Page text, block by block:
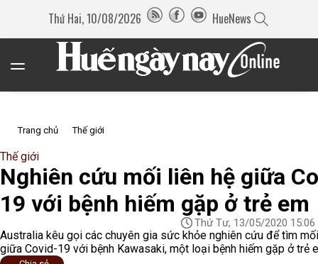
Thứ Hai, 10/08/2026 HueNews
Trang chủ Thế giới
Thế giới
Nghiên cứu mối liên hệ giữa
19 với bệnh hiếm gặp ở trẻ em
Thứ Tư, 13/05/2020 15:06
Australia kêu gọi các chuyên gia sức khỏe nghiên cứu để tìm
giữa Covid-19 với bệnh Kawasaki, một loại bệnh hiếm gặp ở trẻ